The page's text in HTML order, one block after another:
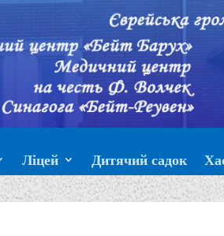
Ліцей Дитячий садок